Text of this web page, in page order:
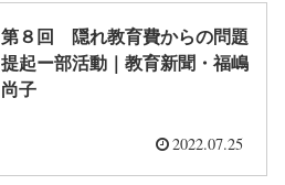
第８回 隠れ教育費からの問題
提起ー部活動｜教育新聞・福嶋
尚子
2022.07.25